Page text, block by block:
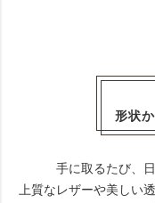
形状
手に取るたび、
上質なレザーや美しい